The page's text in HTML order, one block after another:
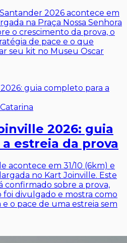
2026 acontece em
na Praça Nossa Senhora
o crescimento da prova, o
de pace e o que
seu kit no Museu Oscar
2026: guia
estreia da prova
acontece em 31/10 (6km) e
no Kart Joinville. Este
confirmado sobre a prova,
foi divulgado e mostra como
o pace de uma estreia sem